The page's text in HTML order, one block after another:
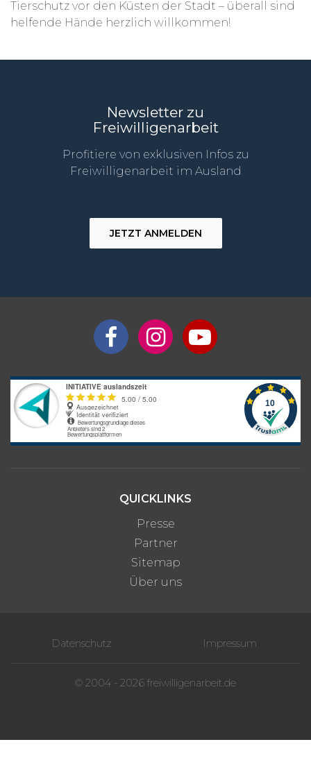
Tierschutz vor den Küsten der Stadt – überall sind
helfende Hände herzlich willkommen!
Newsletter zu
Freiwilligenarbeit
Profitiere von exklusiven Infos zu
Freiwilligenarbeit im Ausland
JETZT ANMELDEN
QUICKLINKS
Presse
Partner
Sitemap
Über uns
Datenschutz Impressum
© 2004 - 2026 freiwilligenarbeit.de